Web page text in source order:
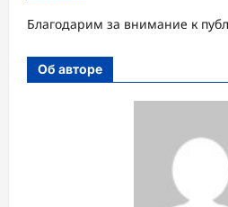
Благодарим за внимание к
Об авторе